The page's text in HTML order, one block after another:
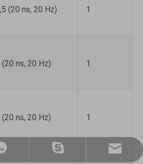
(20 ns, 20 Hz) 1
(20 ns, 20 Hz) 1
(20 ns, 20 Hz) 1
159-5177-5819
+86 15951775819
optics.com